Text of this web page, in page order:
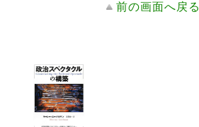
前の画面へ戻る